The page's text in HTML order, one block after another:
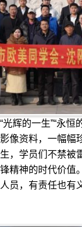
的一生”“永恒
像资料，一幅幅
，学员们不禁被
精神的时代价值
员，有责任也有